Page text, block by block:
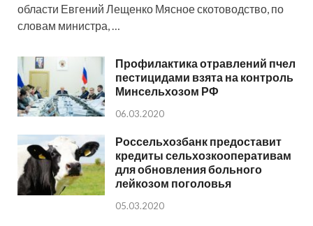
области Евгений Лещенко Мясное скотоводство, по
словам министра, …
Профилактика отравлений пчел
пестицидами взята на контроль
Минсельхозом РФ
06.03.2020
Россельхозбанк предоставит
кредиты сельхозкооперативам
для обновления больного
лейкозом поголовья
05.03.2020